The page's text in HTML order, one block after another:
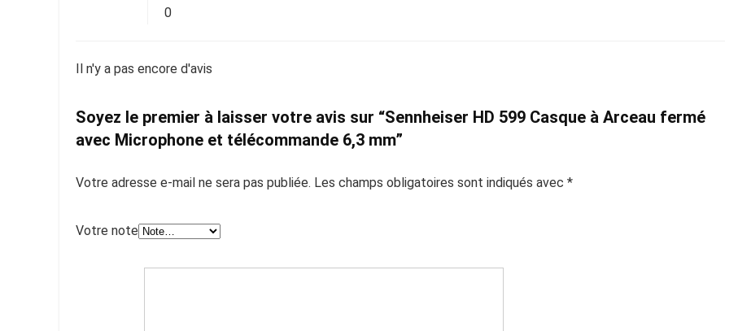
0
Il n'y a pas encore d'avis
Soyez le premier à laisser votre avis sur “Sennheiser HD 599 Casque à Arceau fermé
avec Microphone et télécommande 6,3 mm”
Votre adresse e-mail ne sera pas publiée. Les champs obligatoires sont indiqués avec *
Votre note